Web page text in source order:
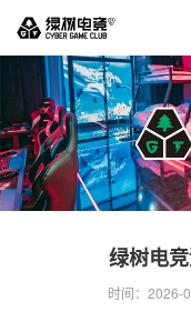
绿树电
时间：2026-